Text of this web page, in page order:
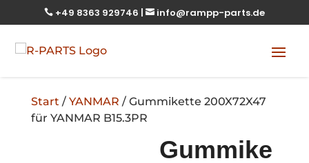
 +49 8363 929746 |  info@rampp-parts.de
Start / YANMAR / Gummikette 200X72X47
für YANMAR B15.3PR
Gummike